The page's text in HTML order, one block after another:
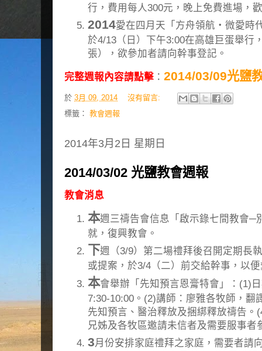
行，費用每人300元，晚上免費進場，
2014愛在四月天「方舟領航‧微愛時
於4/13（日）下午3:00在高雄巨蛋舉行
張），欲參加者請向幹事登記。
完整週報內容請點擊 ： 2014/03/09光鹽
於 3月 09, 2014
沒有留言:
標籤： 教會週報
2014年3月2日 星期日
2014/03/02 光鹽教會週報
教會消息
本週三禱告會信息「啟示錄七間教會─
就，復興教會。
下週（3/9）第二場禮拜後召開定期長
或提案，於3/4（二）前交給幹事，以
本會舉辦「先知預言恩膏特會」：(1)
7:30-10:00。(2)講師：廖雅各牧師，翻
先知預言、醫治釋放及捆綁釋放禱告。
兄姊及各牧區邀請未信者及需要服事者
3月份安排家庭禮拜之家庭，需要者請